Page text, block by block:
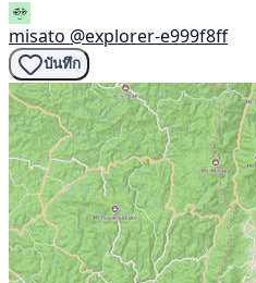
misato @explorer-e999f8ff
บันทึก